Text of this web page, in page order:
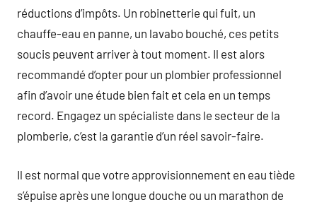
réductions d’impôts. Un robinetterie qui fuit, un
chauffe-eau en panne, un lavabo bouché, ces petits
soucis peuvent arriver à tout moment. Il est alors
recommandé d’opter pour un plombier professionnel
afin d’avoir une étude bien fait et cela en un temps
record. Engagez un spécialiste dans le secteur de la
plomberie, c’est la garantie d’un réel savoir-faire.
Il est normal que votre approvisionnement en eau tiède
s’épuise après une longue douche ou un marathon de